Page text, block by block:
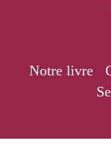
Notre livre